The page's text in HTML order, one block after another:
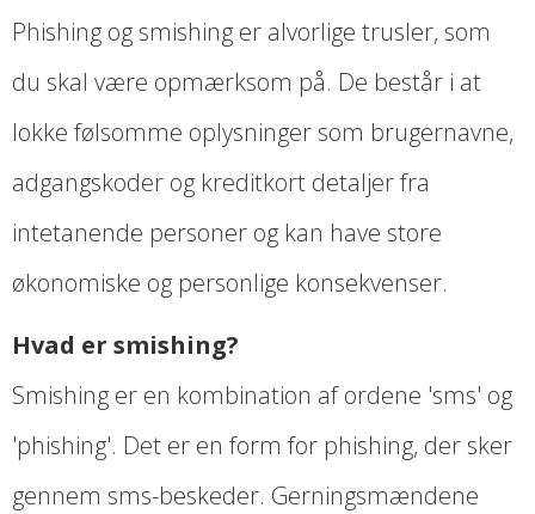
Phishing og smishing er alvorlige trusler, som
du skal være opmærksom på. De består i at
lokke følsomme oplysninger som brugernavne,
adgangskoder og kreditkort detaljer fra
intetanende personer og kan have store
økonomiske og personlige konsekvenser.
Hvad er smishing?
Smishing er en kombination af ordene 'sms' og
'phishing'. Det er en form for phishing, der sker
gennem sms-beskeder. Gerningsmændene